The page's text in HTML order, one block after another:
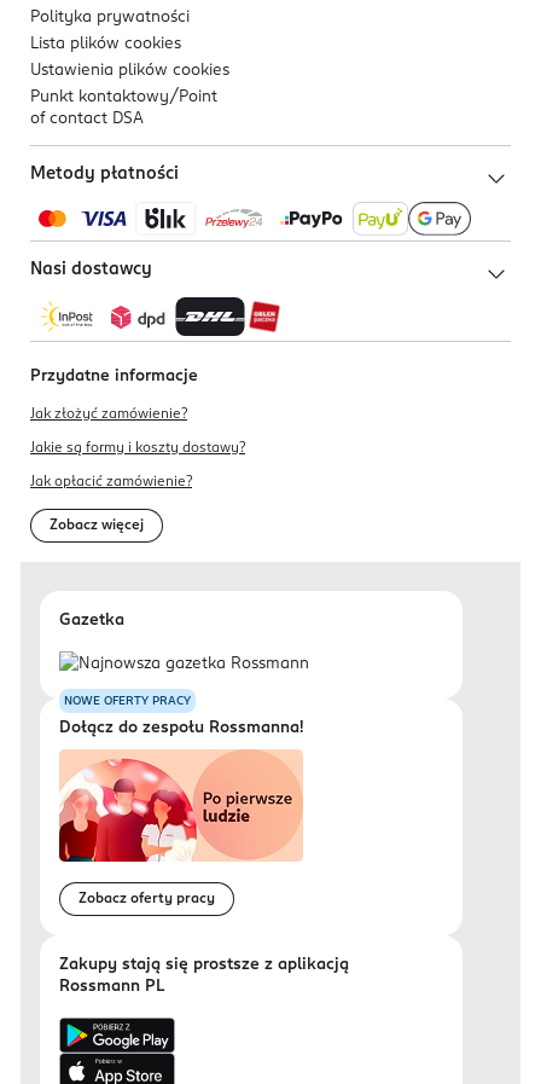
Polityka prywatności
Lista plików cookies
Ustawienia plików cookies
Punkt kontaktowy/ Point
of contact DSA
Metody płatności
Nasi dostawcy
Przydatne informacje
Jak złożyć zamówienie?
Jakie są formy i koszty dostawy?
Jak opłacić zamówienie?
Zobacz więcej
Gazetka
NOWE OFERTY PRACY
Dołącz do zespołu Rossmanna!
Zobacz oferty pracy
Zakupy stają się prostsze z aplikacją
Rossmann PL